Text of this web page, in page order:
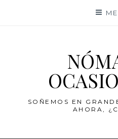
SOÑEMOS EN
AHORA,